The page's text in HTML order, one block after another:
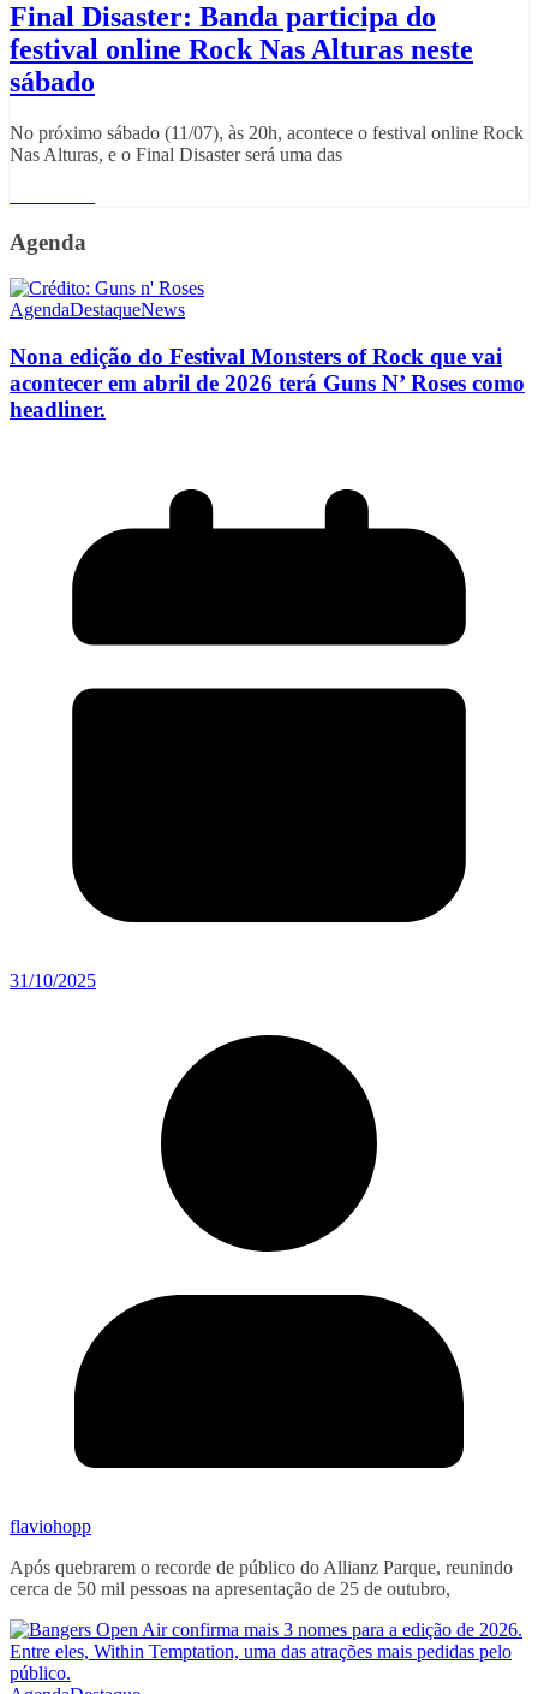
Final Disaster: Banda participa do
festival online Rock Nas Alturas neste
sábado
No próximo sábado (11/07), às 20h, acontece o festival online Rock
Nas Alturas, e o Final Disaster será uma das
Agenda
AgendaDestaqueNews
Nona edição do Festival Monsters of Rock que vai
acontecer em abril de 2026 terá Guns N’ Roses como
headliner.
31/10/2025
flaviohopp
Após quebrarem o recorde de público do Allianz Parque, reunindo
cerca de 50 mil pessoas na apresentação de 25 de outubro,